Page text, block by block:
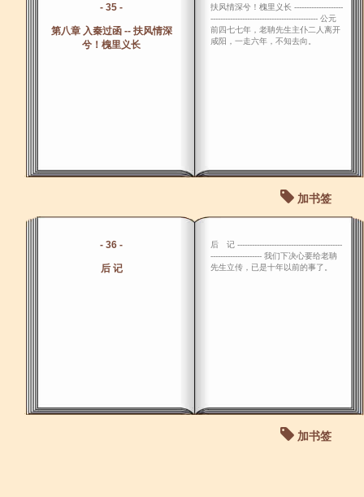
- 35 -
第八章 入秦过函 -- 扶风情深
兮！槐里义长
扶风情深兮！槐里义长 --------------------
-------------------------------------------- 公元
前四七七年，老聃先生主仆二人离开
咸阳，一走六年，不知去向。
加书签
- 36 -
后 记
后 记 -------------------------------------------
--------------------- 我们下决心要给老聃
先生立传，已是十年以前的事了。
加书签